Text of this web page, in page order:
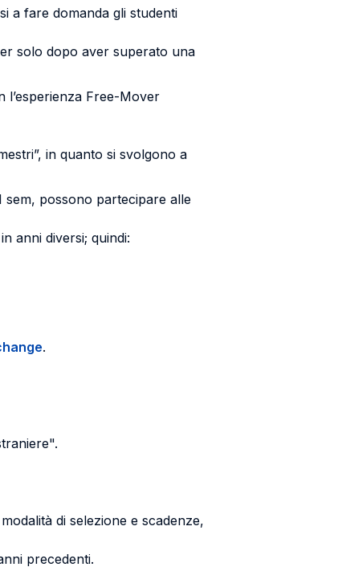
a fare domanda gli studenti
solo dopo aver superato una
l’esperienza Free-Mover
in quanto si svolgono a
sem, possono partecipare alle
anni diversi; quindi:
.
di selezione e scadenze,
precedenti.